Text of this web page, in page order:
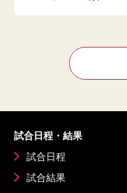
試合日程・結果
試合日程
試合結果